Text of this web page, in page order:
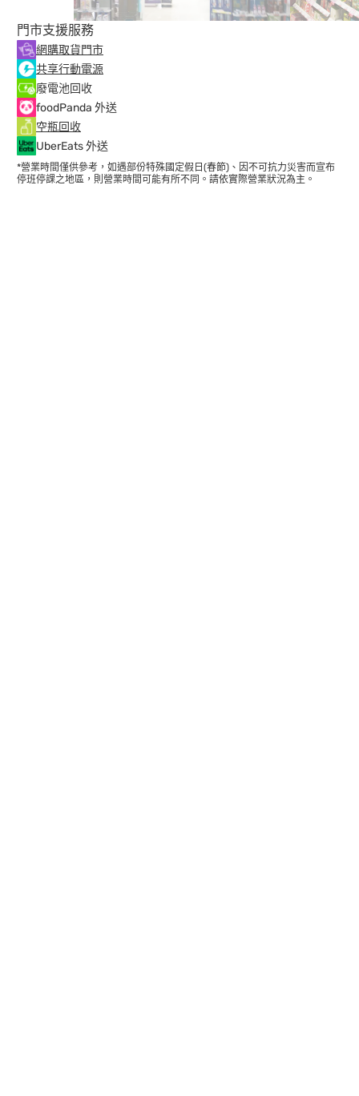
門市支援服務
網購取貨門市
共享行動電源
廢電池回收
foodPanda 外送
空瓶回收
UberEats 外送
*營業時間僅供參考，如遇部份特殊國定假日(春節)、因不可抗力災害而宣布
停班停課之地區，則營業時間可能有所不同。請依實際營業狀況為主。